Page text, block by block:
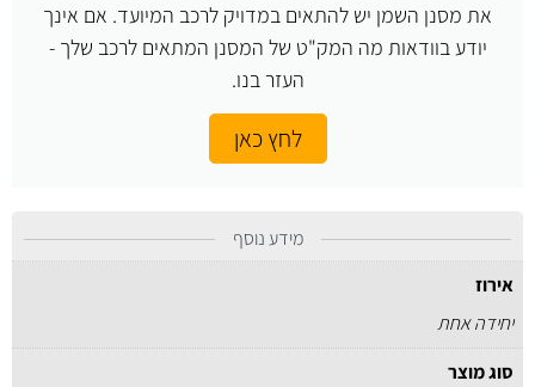
את מסנן השמן יש להתאים במדויק לרכב המיועד. אם אינך
יודע בוודאות מה המק"ט של המסנן המתאים לרכב שלך -
העזר בנו.
לחץ כאן
מידע נוסף
אירוז
יחידה אחת
סוג מוצר